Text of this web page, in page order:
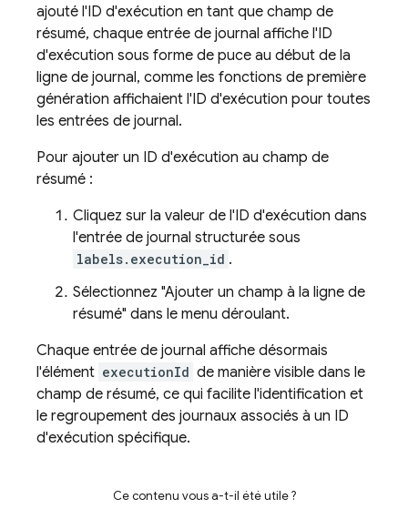
ajouté l'ID d'exécution en tant que champ de
résumé, chaque entrée de journal affiche l'ID
d'exécution sous forme de puce au début de la
ligne de journal, comme les fonctions de première
génération affichaient l'ID d'exécution pour toutes
les entrées de journal.
Pour ajouter un ID d'exécution au champ de
résumé :
Cliquez sur la valeur de l'ID d'exécution dans
l'entrée de journal structurée sous
labels.execution_id .
Sélectionnez "Ajouter un champ à la ligne de
résumé" dans le menu déroulant.
Chaque entrée de journal affiche désormais
l'élément executionId de manière visible dans le
champ de résumé, ce qui facilite l'identification et
le regroupement des journaux associés à un ID
d'exécution spécifique.
Ce contenu vous a-t-il été utile ?